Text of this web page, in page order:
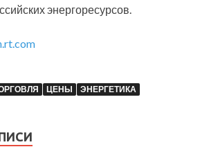
энергоресурсов.
ЦЕНЫ ЭНЕРГЕТИКА